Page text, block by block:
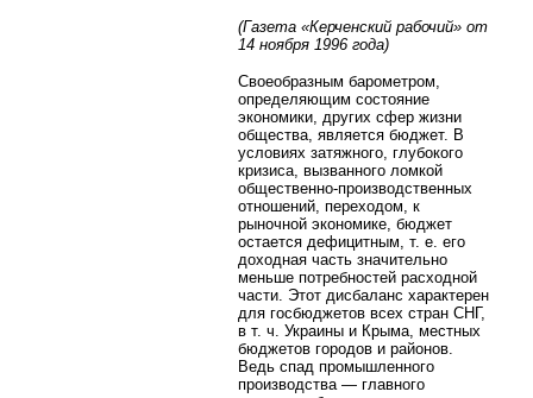
(Газета «Керченский рабочий» от
14 ноября 1996 года)
Своеобразным барометром,
определяющим состояние
экономики, других сфер жизни
общества, является бюджет. В
условиях затяжного, глубокого
кризиса, вызванного ломкой
общественно-производственных
отношений, переходом, к
рыночной экономике, бюджет
остается дефицитным, т. е. его
доходная часть значительно
меньше потребностей расходной
части. Этот дисбаланс характерен
для госбюджетов всех стран СНГ,
в т. ч. Украины и Крыма, местных
бюджетов городов и районов.
Ведь спад промышленного
производства — главного